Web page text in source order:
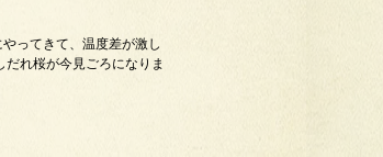
ってきて、温度差が激し
れ桜が今見ごろになりま